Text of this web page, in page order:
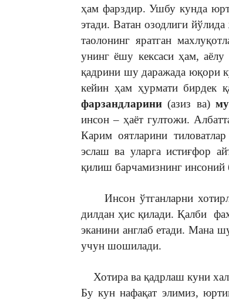
ҳам фарздир. Ушбу кунда
этади. Ватан озодлиги
таолонинг яратган
унинг ёшу кексаси ҳам,
қадрини шу даражада юқори
кейин ҳам ҳурмати бирдек
фарзандларини(азиз ва)
инсон – ҳаёт гултожи.
Карим оятларини
эслаш ва уларга истиғфор
қилиш барчамизнинг инсоний
Инсон ўтганларни
дилдан ҳис қилади. Қалби
эканини англаб етади. Мана
учун шошилади.
Хотира ва қадрлаш куни
Бу кун нафақат элимиз,